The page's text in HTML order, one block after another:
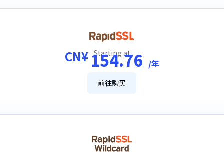
Starting at
CN¥ 154.76 /年
前往购买